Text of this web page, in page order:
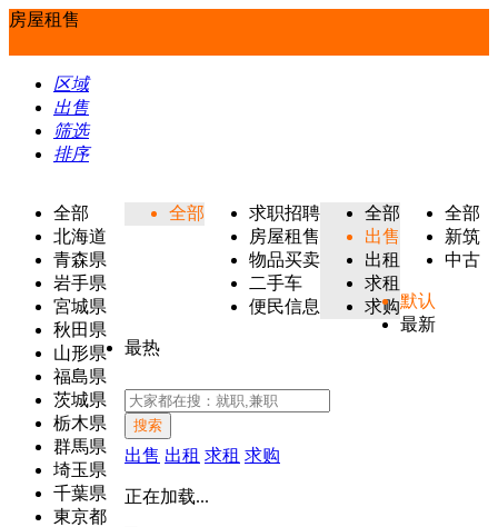
房屋租售
区域
出售
筛选
排序
全部
北海道
青森県
岩手県
宮城県
秋田県
山形県
福島県
茨城県
栃木県
群馬県
埼玉県
千葉県
東京都
全部
求职招聘
房屋租售
物品买卖
二手车
便民信息
全部
出售
出租
求租
求购
全部
新筑
中古
默认
最新
最热
搜索
出售 出租 求租 求购
正在加载...